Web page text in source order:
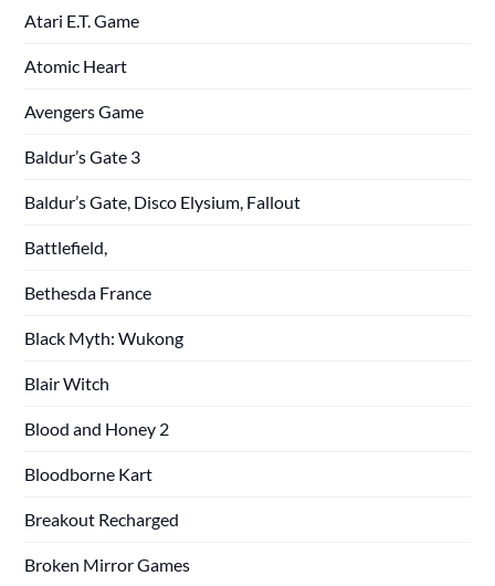
Atari E.T. Game
Atomic Heart
Avengers Game
Baldur’s Gate 3
Baldur’s Gate, Disco Elysium, Fallout
Battlefield,
Bethesda France
Black Myth: Wukong
Blair Witch
Blood and Honey 2
Bloodborne Kart
Breakout Recharged
Broken Mirror Games